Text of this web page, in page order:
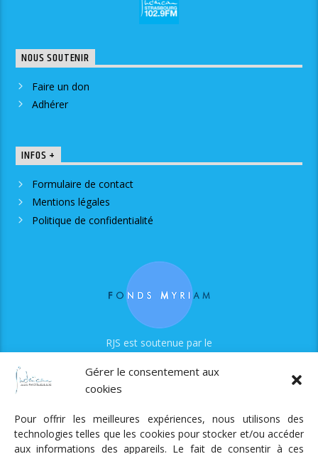
Gérer le consentement aux
cookies
Pour offrir les meilleures expériences, nous utilisons des
technologies telles que les cookies pour stocker et/ou accéder
aux informations des appareils. Le fait de consentir à ces
NOUS SOUTENIR
Faire un don
Adhérer
INFOS +
Formulaire de contact
Mentions légales
Politique de confidentialité
RJS est soutenue par le